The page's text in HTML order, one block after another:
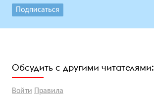
Подписаться
Обсудить с другими читателями:
Войти Правила